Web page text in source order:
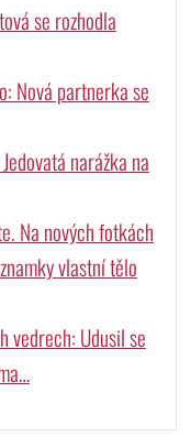
se rozhodla
Nová partnerka se
narážka na
Na nových fotkách
vlastní tělo
vedrech: Udusil se